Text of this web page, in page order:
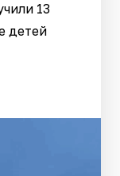
13
детей